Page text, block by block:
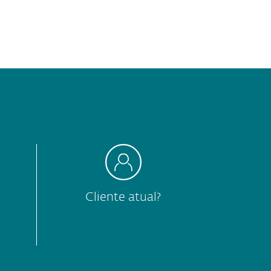
Cliente atual?